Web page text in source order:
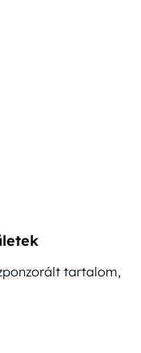
tartalom,